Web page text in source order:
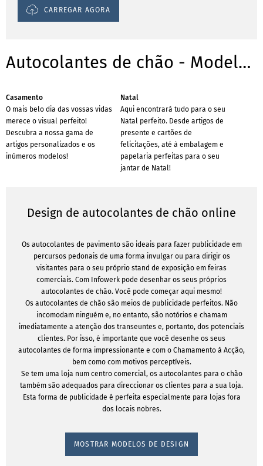
CARREGAR AGORA
Autocolantes de chão - Modelos/ Templates para ocasiões
Casamento
O mais belo dia das vossas vidas
merece o visual perfeito!
Descubra a nossa gama de
artigos personalizados e os
inúmeros modelos!
Natal
Aqui encontrará tudo para o seu
Natal perfeito. Desde artigos de
presente e cartões de
felicitações, até à embalagem e
papelaria perfeitas para o seu
jantar de Natal!
Design de autocolantes de chão online
Os autocolantes de pavimento são ideais para fazer publicidade em
percursos pedonais de uma forma invulgar ou para dirigir os
visitantes para o seu próprio stand de exposição em feiras
comerciais. Com Infowerk pode desenhar os seus próprios
autocolantes de chão. Você pode começar aqui mesmo!
Os autocolantes de chão são meios de publicidade perfeitos. Não
incomodam ninguém e, no entanto, são notórios e chamam
imediatamente a atenção dos transeuntes e, portanto, dos potenciais
clientes. Por isso, é importante que você desenhe os seus
autocolantes de forma impressionante e com o Chamamento à Acção,
bem como com motivos perceptíveis.
Se tem uma loja num centro comercial, os autocolantes para o chão
também são adequados para direccionar os clientes para a sua loja.
Esta forma de publicidade é perfeita especialmente para lojas fora
dos locais nobres.
MOSTRAR MODELOS DE DESIGN